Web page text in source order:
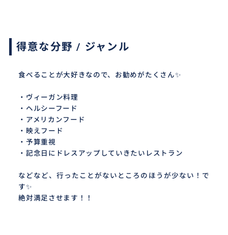
得意な分野 / ジャンル
食べることが大好きなので、お勧めがたくさん✨
・ヴィーガン料理
・ヘルシーフード
・アメリカンフード
・映えフード
・予算重視
・記念日にドレスアップしていきたいレストラン
などなど、行ったことがないところのほうが少ない！で
す✨
絶対満足させます！！